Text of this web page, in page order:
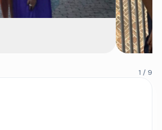
1 / 9